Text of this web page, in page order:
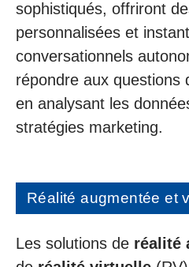
sophistiqués, offriront
personnalisées et
conversationnels
répondre aux questions
en analysant les
stratégies marketing.
Réalité augmentée et
Les solutions de réalité